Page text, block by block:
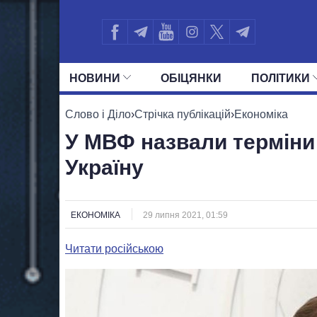
НОВИНИ ОБIЦЯНКИ ПОЛIТИКИ
УСІ ПОЛІТИКИ ПРЕЗИДЕНТ І ОФІС
Слово і Діло›Стрічка публікацій›Економіка
У МВФ назвали терміни
Україну
ЕКОНОМІКА 29 липня 2021, 01:59
Читати російською